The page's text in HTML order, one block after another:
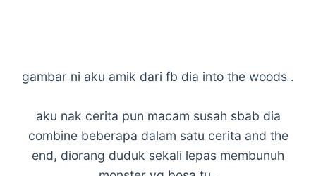
gambar ni aku amik dari fb dia into the woods .
aku nak cerita pun macam susah sbab dia
combine beberapa dalam satu cerita and the
end, diorang duduk sekali lepas membunuh